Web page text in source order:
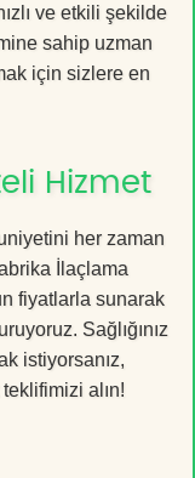
ve etkili şekilde
sahip uzman
için sizlere en
Hizmet
her zaman
İlaçlama
fiyatlarla sunarak
Sağlığınız
istiyorsanız,
alın!